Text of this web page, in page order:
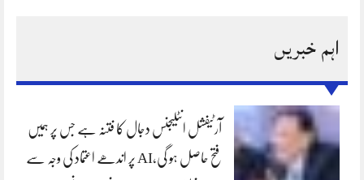
اہم خبریں
آرٹیفشل انٹلیجنس دجال کا فتنہ ہے جس پر ہمیں
فتح حاصل ہو گی،AI پر اندھے اعتماد کی وجہ سے